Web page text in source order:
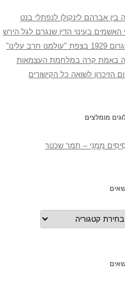
בין אברהם לינקולן לנפתלי בנט
האשמים בעינוי הדין שנגרם לגל הירש
"עולמנו חרב עלינו"
באמת קרה במלחמת העצמאות
הזיכרון לשואה כל הקישורים
מומלצים
מִמֶנִי – תמר שכטר